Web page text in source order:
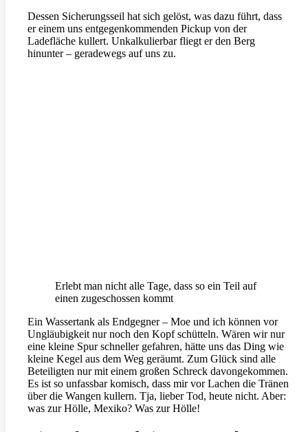
Dessen Sicherungsseil hat sich gelöst, was dazu führt, dass
er einem uns entgegenkommenden Pickup von der
Ladefläche kullert. Unkalkulierbar fliegt er den Berg
hinunter – geradewegs auf uns zu.
Erlebt man nicht alle Tage, dass so ein Teil auf
einen zugeschossen kommt
Ein Wassertank als Endgegner – Moe und ich können vor
Ungläubigkeit nur noch den Kopf schütteln. Wären wir nur
eine kleine Spur schneller gefahren, hätte uns das Ding wie
kleine Kegel aus dem Weg geräumt. Zum Glück sind alle
Beteiligten nur mit einem großen Schreck davongekommen.
Es ist so unfassbar komisch, dass mir vor Lachen die Tränen
über die Wangen kullern. Tja, lieber Tod, heute nicht. Aber:
was zur Hölle, Mexiko? Was zur Hölle!